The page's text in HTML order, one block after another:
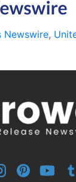
Newswire,